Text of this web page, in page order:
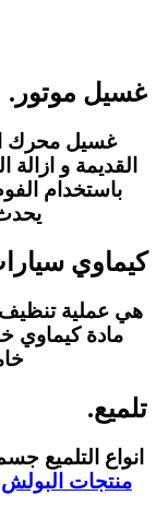
غسيل موتور.
غسيل محرك
القديمة و
باستخدام
كيماوي
هي عملية تنظيف
مادة كيماوي
تلميع.
انواع التلميع
منتجات